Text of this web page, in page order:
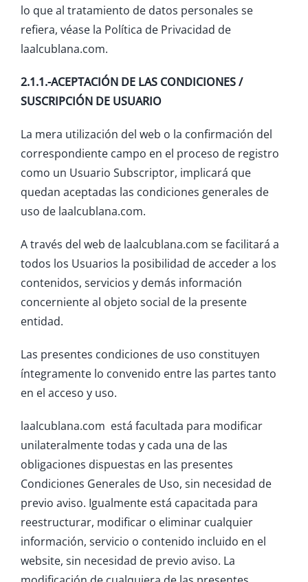
lo que al tratamiento de datos personales se
refiera, véase la Política de Privacidad de
laalcublana.com.
2.1.1.-ACEPTACIÓN DE LAS CONDICIONES /
SUSCRIPCIÓN DE USUARIO
La mera utilización del web o la confirmación del
correspondiente campo en el proceso de registro
como un Usuario Subscriptor, implicará que
quedan aceptadas las condiciones generales de
uso de laalcublana.com.
A través del web de laalcublana.com se facilitará a
todos los Usuarios la posibilidad de acceder a los
contenidos, servicios y demás información
concerniente al objeto social de la presente
entidad.
Las presentes condiciones de uso constituyen
íntegramente lo convenido entre las partes tanto
en el acceso y uso.
laalcublana.com está facultada para modificar
unilateralmente todas y cada una de las
obligaciones dispuestas en las presentes
Condiciones Generales de Uso, sin necesidad de
previo aviso. Igualmente está capacitada para
reestructurar, modificar o eliminar cualquier
información, servicio o contenido incluido en el
website, sin necesidad de previo aviso. La